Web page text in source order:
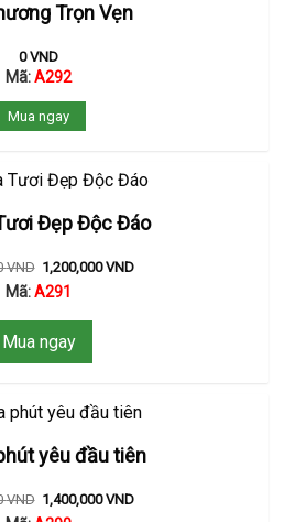
Trọn Vẹn
0VND
Mã:A292
Mua ngay
Đẹp Độc Đáo
VND 1,200,000VND
Mã:A291
Mua ngay
yêu đầu tiên
VND 1,400,000VND